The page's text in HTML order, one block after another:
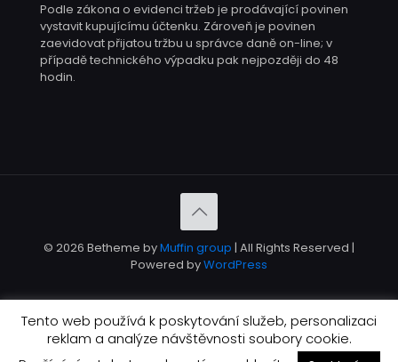
Podle zákona o evidenci tržeb je prodávající povinen
vystavit kupujícímu účtenku. Zároveň je povinen
zaevidovat přijatou tržbu u správce daně on-line; v
případě technického výpadku pak nejpozději do 48
hodin.
© 2026 Betheme byMuffin group | All Rights Reserved |
Powered byWordPress
Tento web používá k poskytování služeb, personalizaci
reklam a analýze návštěvnosti soubory cookie.
English Čeština